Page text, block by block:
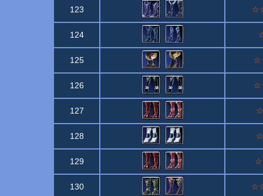
123
124
125
126
127
128
129
130